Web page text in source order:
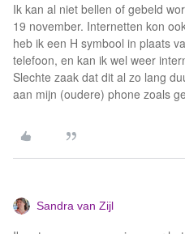
Ik kan al niet bellen of gebeld
19 november. Internetten kon
heb ik een H symbool in plaats
telefoon, en kan ik wel weer
Slechte zaak dat dit al zo lang
aan mijn (oudere) phone zoals
Sandra van Zijl